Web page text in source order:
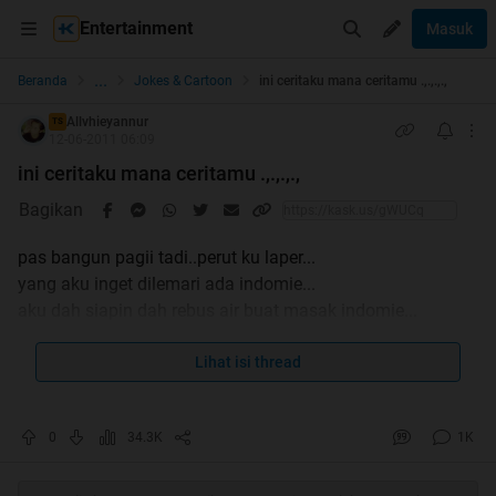
Entertainment Masuk
Beranda ... Jokes & Cartoon ini ceritaku mana ceritamu .,.,.,.,
TS Allvhieyannur
ini ceritaku mana ceritamu .,.,.,.,
Bagikan
pas bangun pagii tadi..perut ku laper...
yang aku inget dilemari ada indomie...
ternyata pas aku remas indomienya layat aku periksa
ternyata indomienya kadaluarsa....
Lihat isi thread
34.3K